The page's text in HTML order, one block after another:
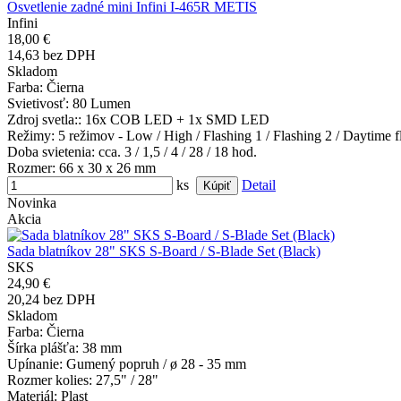
Osvetlenie zadné mini Infini I-465R METIS
Infini
18,00 €
14,63 bez DPH
Skladom
Farba: Čierna
Svietivosť: 80 Lumen
Zdroj svetla:: 16x COB LED + 1x SMD LED
Režimy: 5 režimov - Low / High / Flashing 1 / Flashing 2 / Daytime
Doba svietenia: cca. 3 / 1,5 / 4 / 28 / 18 hod.
Rozmer: 66 x 30 x 26 mm
ks
Detail
Novinka
Akcia
Sada blatníkov 28" SKS S-Board / S-Blade Set (Black)
SKS
24,90 €
20,24 bez DPH
Skladom
Farba: Čierna
Šírka plášťa: 38 mm
Upínanie: Gumený popruh / ø 28 - 35 mm
Rozmer kolies: 27,5" / 28"
Materiál: Plast